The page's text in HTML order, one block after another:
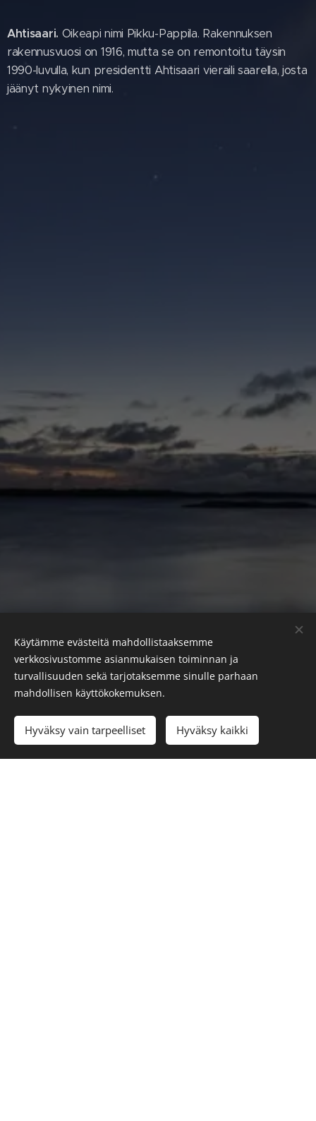
Ahtisaari. Oikeapi nimi Pikku-Pappila. Rakennuksen
rakennusvuosi on 1916, mutta se on remontoitu täysin
1990-luvulla, kun presidentti Ahtisaari vieraili saarella, josta
jäänyt nykyinen nimi.
Vi hjälper gärna
info@visitoro.fi/ Info:040 144 7773 /Hamnen:040 144 7769
Cookies
Språk
Suomi
Svenska English
Käytämme evästeitä mahdollistaaksemme
verkkosivustomme asianmukaisen toiminnan ja
turvallisuuden sekä tarjotaksemme sinulle parhaan
mahdollisen käyttökokemuksen.
Hyväksy vain tarpeelliset Hyväksy kaikki